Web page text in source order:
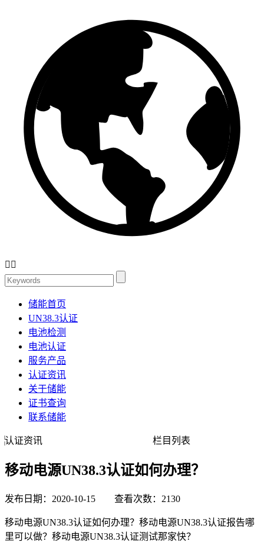
 
储能首页
UN38.3认证
电池检测
电池认证
服务产品
认证资讯
关于储能
证书查询
联系储能
认证资讯 栏目列表
移动电源UN38.3认证如何办理？
发布日期：2020-10-15 查看次数：2130
移动电源UN38.3认证如何办理？移动电源UN38.3认证报告哪
里可以做？移动电源UN38.3认证测试那家快？